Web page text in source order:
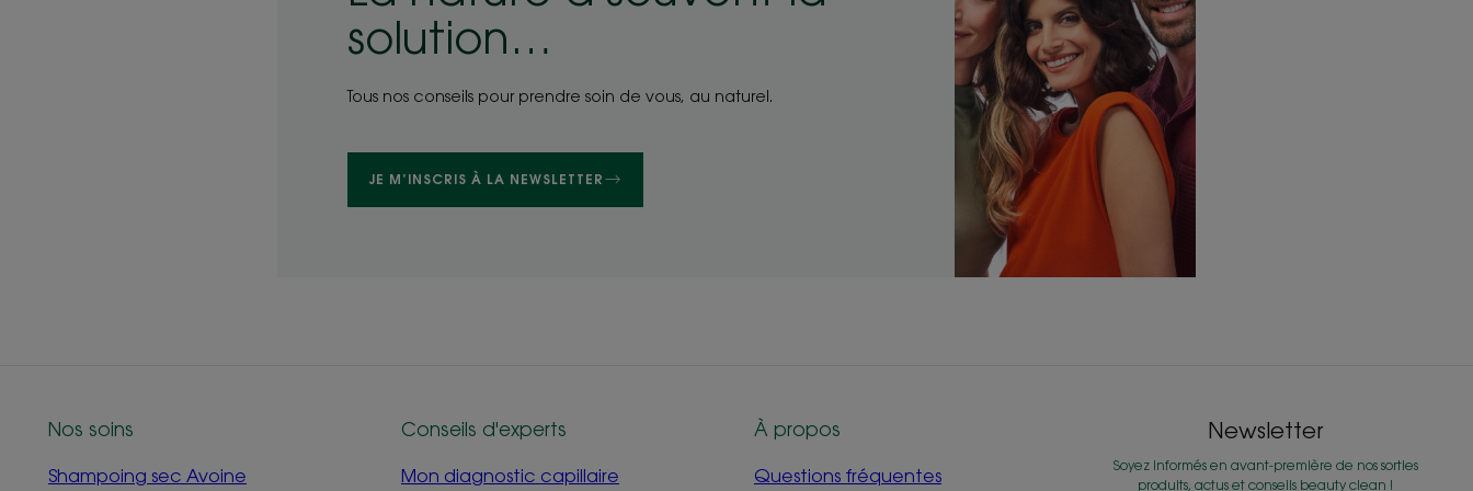
solution…
Tous nos conseils pour prendre soin de vous, au naturel.
JE M’INSCRIS À LA NEWSLETTER
Newsletter
Soyez informés en avant-première de nos sorties
produits, actus et conseils beauty clean !
Nos soins
Shampoing sec Avoine
Conseils d'experts
Mon diagnostic capillaire
À propos
Questions fréquentes